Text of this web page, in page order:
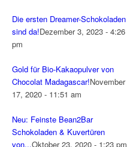
Die ersten Dreamer-Schokoladen
sind da!Dezember 3, 2023 - 4:26
pm
Gold für Bio-Kakaopulver von
Chocolat Madagascar!November
17, 2020 - 11:51 am
Neu: Feinste Bean2Bar
Schokoladen & Kuvertüren
von...Oktober 23, 2020 - 1:23 pm